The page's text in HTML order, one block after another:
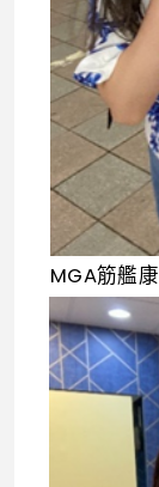
MGA筋艦